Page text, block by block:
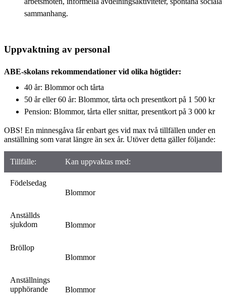
sammanhang.
Uppvaktning av personal
ABE-skolans rekommendationer vid olika högtider:
40 år: Blommor och tårta
50 år eller 60 år: Blommor, tårta och presentkort på 1 500 kr
Pension: Blommor, tårta eller snittar, presentkort på 3 000 kr
OBS! En minnesgåva får enbart ges vid max två tillfällen under en
anställning som varat längre än sex år. Utöver detta gäller följande:
Tillfälle: Kan uppvaktas med:
Födelsedag
Blommor
Anställds
sjukdom
Blommor
Bröllop
Blommor
Anställnings
upphörande
Blommor